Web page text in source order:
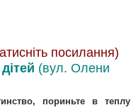
посилання)
(вул. Олени
пориньте в теплу